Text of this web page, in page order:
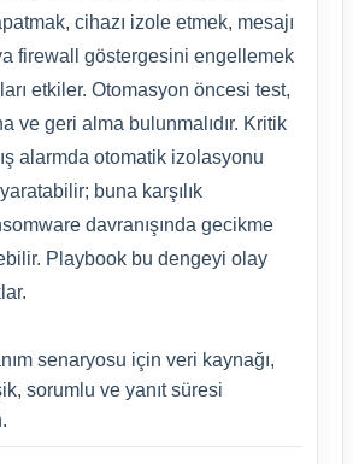
cihazı izole etmek, mesajı
firewall göstergesini engellemek
etkiler. Otomasyon öncesi test,
ve geri alma bulunmalıdır. Kritik
alarmda otomatik izolasyonu
buna karşılık
davranışında gecikme
Playbook bu dengeyi olay
senaryosu için veri kaynağı,
sorumlu ve yanıt süresi